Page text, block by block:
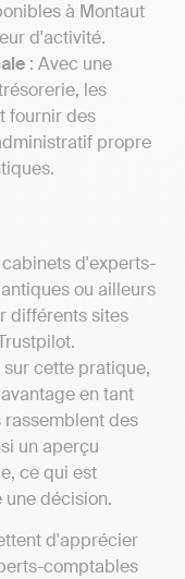
à Montaut
d'activité.
: Avec une
les
fournir des
propre
d'experts-
ou ailleurs
différents sites
cette pratique,
en tant
rassemblent des
un aperçu
ce qui est
décision.
d'apprécier
comptables